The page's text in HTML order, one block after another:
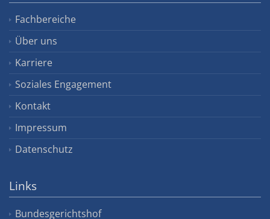
Fachbereiche
Über uns
Karriere
Soziales Engagement
Kontakt
Impressum
Datenschutz
Links
Bundesgerichtshof